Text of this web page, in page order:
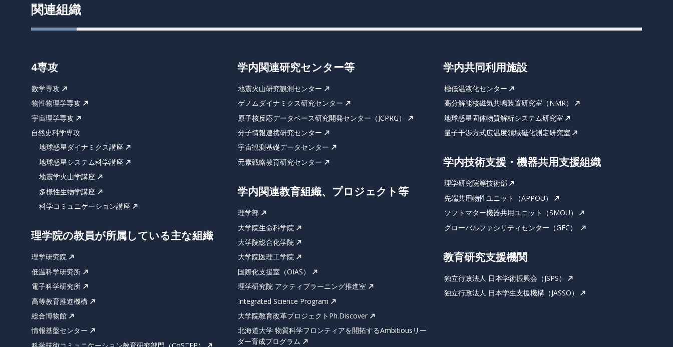
関連組織
4専攻
数学専攻
物性物理学専攻
宇宙理学専攻
自然史科学専攻
地球惑星ダイナミクス講座
地球惑星システム科学講座
地震学火山学講座
多様性生物学講座
科学コミュニケーション講座
理学院の教員が所属している主な組織
理学研究院
低温科学研究所
電子科学研究所
高等教育推進機構
総合博物館
情報基盤センター
学内関連研究センター等
地震火山研究観測センター
ゲノムダイナミクス研究センター
原子核反応データベース研究開発センター（JCPRG）
分子情報連携研究センター
宇宙観測基礎データセンター
元素戦略教育研究センター
学内関連教育組織、プロジェクト等
理学部
大学院生命科学院
大学院総合化学院
大学院医理工学院
国際化支援室（OIAS）
理学研究院 アクティブラーニング推進室
Integrated Science Program
大学院教育改革プロジェクトPh.Discover
北海道大学 物質科学フロンティアを開拓するAmbitiousリー
ダー育成プログラム
学内共同利用施設
極低温液化センター
高分解能核磁気共鳴装置研究室（NMR）
地球惑星固体物質解析システム研究室
量子干渉方式広温度領域磁化測定研究室
学内技術支援・機器共用支援組織
理学研究院等技術部
先端共用物性ユニット（APPOU）
ソフトマター機器共用ユニット（SMOU）
グローバルファシリティセンター（GFC）
教育研究支援機関
独立行政法人 日本学術振興会（JSPS）
独立行政法人 日本学生支援機構（JASSO）